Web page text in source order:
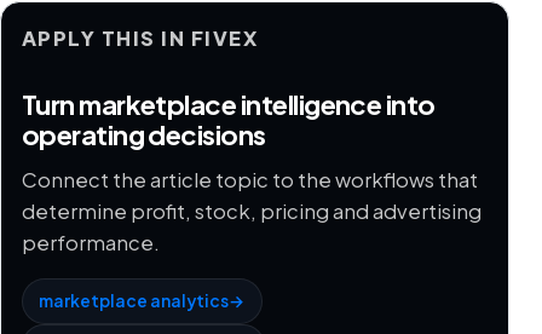
APPLY THIS IN FIVEX
Turn marketplace intelligence into
operating decisions
Connect the article topic to the workflows that
determine profit, stock, pricing and advertising
performance.
marketplace analytics→